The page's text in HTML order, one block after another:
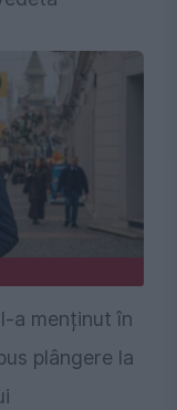
a menținut în
plângere la